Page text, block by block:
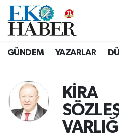
GÜNDEM YAZARLAR
KİRA
Hava Durumu
Süper Lig Puan Durumu
Tüm Manşetler